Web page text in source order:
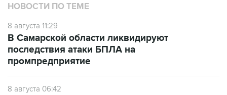
НОВОСТИ ПО ТЕМЕ
8 августа 11:29
В Самарской области ликвидируют
последствия атаки БПЛА на
промпредприятие
8 августа 06:42